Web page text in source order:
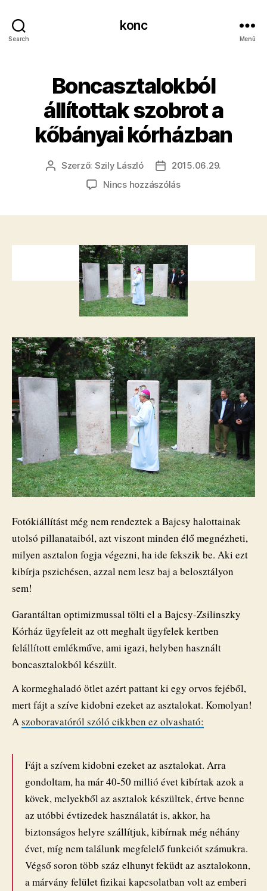
Search
konc
Menü
Boncasztalokból
állítottak szobrot a
kőbányai kórházban
Bejegyzés
Szerző: Szily László
Bejegyzés
dátuma
2015.06.29.
Nincs hozzászólása(z)
kőbányai
kórházban
bejegyzéshez
Fotókiállítást még nem rendeztek a Bajcsy halottainak
utolsó pillanataiból, azt viszont minden élő megnézheti,
milyen asztalon fogja végezni, ha ide fekszik be. Aki ezt
kibírja pszichésen, azzal nem lesz baj a belosztályon
sem!
Garantáltan optimizmussal tölti el a Bajcsy-Zsilinszky
Kórház ügyfeleit az ott meghalt ügyfelek kertben
felállított emlékműve, ami igazi, helyben használt
boncasztalokból készült.
A kormeghaladó ötlet azért pattant ki egy orvos fejéből,
mert fájt a szíve kidobni ezeket az asztalokat. Komolyan!
Aszoboravatóról szóló cikkben ez olvasható:
Fájt a szívem kidobni ezeket az asztalokat. Arra
gondoltam, ha már 40-50 millió évet kibírtak azok a
kövek, melyekből az asztalok készültek, értve benne
az utóbbi évtizedek használatát is, akkor, ha
biztonságos helyre szállítjuk, kibírnak még néhány
évet, míg nem találunk megfelelő funkciót számukra.
Végső soron több száz elhunyt feküdt az asztalokonn,
a márvány felület fizikai kapcsolatban volt az emberi